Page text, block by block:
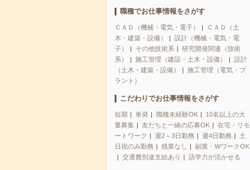
職種でお仕事情報をさがす
ＣＡＤ（機械・電気・電子）
ＣＡＤ（土
木・建築・設備）
設計（機械・電気・電
子）
その他技術系
研究開発関連（技術
系）
施工管理（建設・土木・設備）
設計
（土木・建築・設備）
施工管理（電気・プ
ラント）
こだわりでお仕事情報をさがす
短期 単発 職種未経験OK
10名以上の大
量募集
友だちと一緒の応募OK
在宅・リモ
ートワーク
週2～3日勤務 週4日勤務
土
日祝のみ勤務
残業なし
副業・WワークOK
交通費別途支給あり
語学力が活かせる